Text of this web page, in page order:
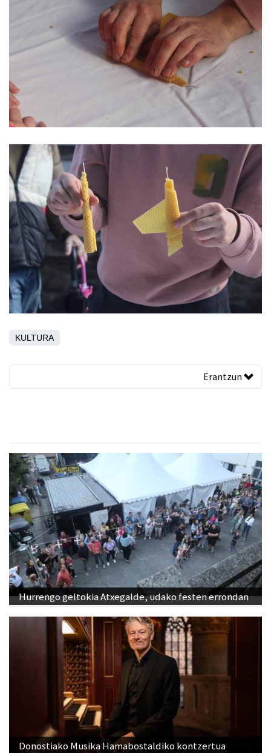
KULTURA
Erantzun
Hurrengo geltokia Atxegalde, udako festen errondan
Donostiako Musika Hamabostaldiko kontzertua